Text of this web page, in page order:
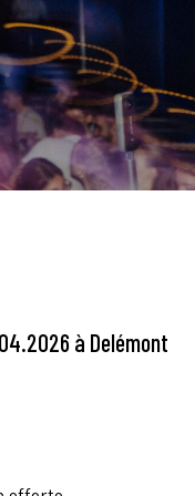
à Delémont